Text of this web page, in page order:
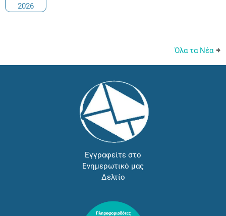
2026
Όλα τα Νέα
Εγγραφείτε στο
Ενημερωτικό μας
Δελτίο